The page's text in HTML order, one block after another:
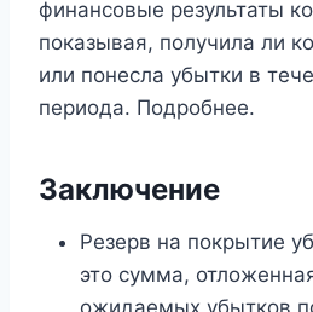
финансовые результаты
показывая, получила ли
или понесла убытки в
периода. Подробнее.
Заключение
Резерв на покрытие
это сумма,
ожидаемых убытков